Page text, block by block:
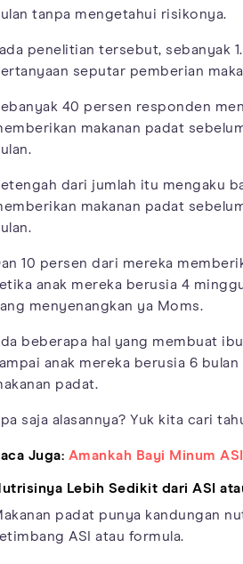
tanpa mengetahui risikonya.
penelitian tersebut, sebanyak
seputar pemberian
40 persen responden
makanan padat
dari jumlah itu mengaku
makanan padat
10 persen dari mereka
anak mereka berusia 4
menyenangkan ya Moms.
beberapa hal yang membuat
anak mereka berusia 6
padat.
saja alasannya? Yuk kita cari
Juga: Amankah Bayi Minum
Lebih Sedikit dari ASI
padat punya kandungan
ASI atau formula.